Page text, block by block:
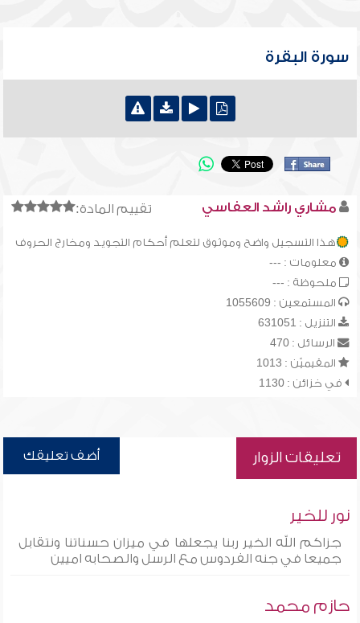
سورة البقرة
تقييم المادة: مشاري راشد العفاسي
هذا التسجيل واضح وموثوق لتعلم أحكام التجويد ومخارج الحروف
معلومات : ---
ملحوظة : ---
المستمعين : 1055609
التنزيل : 631051
الرسائل : 470
المقيميّن : 1013
في خزائن : 1130
تعليقات الزوار أضف تعليقك
نور للخير
جزاكم الله الخير ربنا يجعلها في ميزان حسناتنا ونتقابل
جميعا في جنه الفردوس مع الرسل والصحابه اميين
حازم محمد